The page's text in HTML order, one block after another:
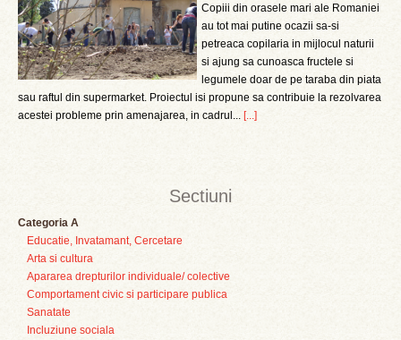
Sectiuni
Categoria A
Educatie, Invatamant, Cercetare
Arta si cultura
Apararea drepturilor individuale/ colective
Comportament civic si participare publica
Sanatate
Incluziune sociala
Copiii din orasele mari ale Romaniei
au tot mai putine ocazii sa-si
petreaca copilaria in mijlocul naturii
si ajung sa cunoasca fructele si
legumele doar de pe taraba din piata
sau raftul din supermarket. Proiectul isi propune sa contribuie la rezolvarea
acestei probleme prin amenajarea, in cadrul... [...]